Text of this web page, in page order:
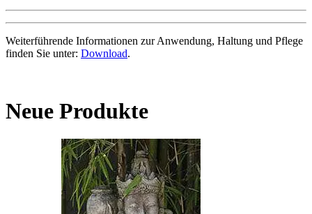
Weiterführende Informationen zur Anwendung, Haltung und Pflege
finden Sie unter: Download.
Neue Produkte